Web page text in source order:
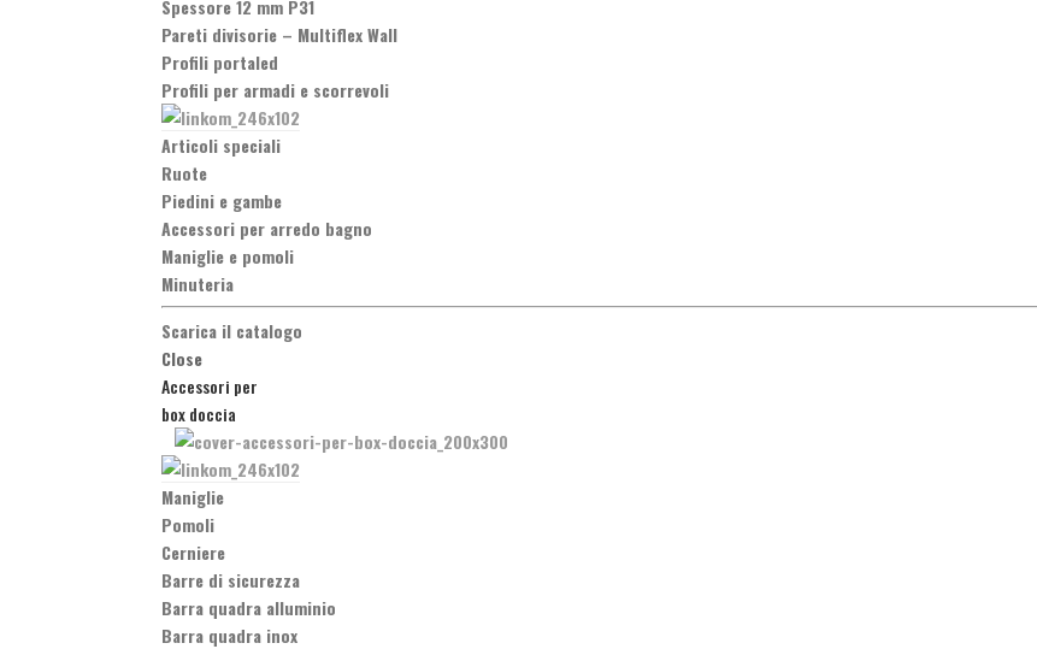
Spessore 12 mm P31
Pareti divisorie – Multiflex Wall
Profili portaled
Profili per armadi e scorrevoli
Articoli speciali
Ruote
Piedini e gambe
Accessori per arredo bagno
Maniglie e pomoli
Minuteria
Scarica il catalogo
Close
Accessori per
box doccia
Maniglie
Pomoli
Cerniere
Barre di sicurezza
Barra quadra alluminio
Barra quadra inox